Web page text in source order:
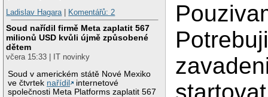
Ladislav Hagara| Komentářů: 2
Soud nařídil firmě Meta zaplatit 567
milionů USD kvůli újmě způsobené
dětem
včera 15:33 | IT novinky
Soud v americkém státě Nové Mexiko
ve čtvrtek nařídil
internetové
společnosti Meta Platforms zaplatit 567